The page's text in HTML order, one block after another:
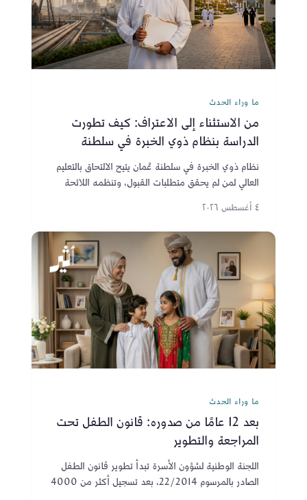
ما وراء الحدث
من الاستثناء إلى الاعتراف: كيف تطورت
الدراسة بنظام ذوي الخبرة في سلطنة
عُمان؟
نظام ذوي الخبرة في سلطنة عُمان يتيح الالتحاق بالتعليم
العالي لمن لم يحقق متطلبات القبول، وتنظمه اللائحة
التنفيذية لقانون التعليم العالي في عام 2026.٤ أغسطس ٢٠٢٦
ما وراء الحدث
بعد 12 عامًا من صدوره: قانون الطفل تحت
المراجعة والتطوير
اللجنة الوطنية لشؤون الأسرة تبدأ تطوير قانون الطفل
الصادر بالمرسوم 22/2014، بعد تسجيل أكثر من 4000